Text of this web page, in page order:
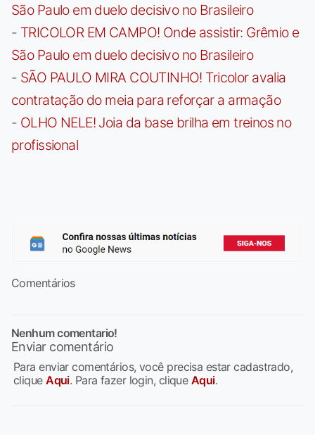
São Paulo em duelo decisivo no Brasileiro
- TRICOLOR EM CAMPO! Onde assistir: Grêmio e
São Paulo em duelo decisivo no Brasileiro
- SÃO PAULO MIRA COUTINHO! Tricolor avalia
contratação do meia para reforçar a armação
- OLHO NELE! Joia da base brilha em treinos no
profissional
Comentários
Nenhum comentario!
Enviar comentário
Para enviar comentários, você precisa estar cadastrado,
cliqueAqui. Para fazer login, clique Aqui.